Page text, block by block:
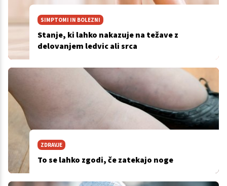
SIMPTOMI IN BOLEZNI
Stanje, ki lahko nakazuje na težave z
delovanjem ledvic ali srca
ZDRAVJE
To se lahko zgodi, če zatekajo noge